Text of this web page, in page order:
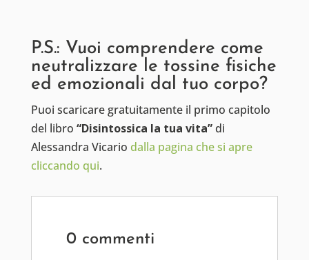
P.S.: Vuoi comprendere come
neutralizzare le tossine fisiche
ed emozionali dal tuo corpo?
Puoi scaricare gratuitamente il primo capitolo
del libro “Disintossica la tua vita”di
Alessandra Vicario dalla pagina che si apre
cliccando qui.
0 commenti